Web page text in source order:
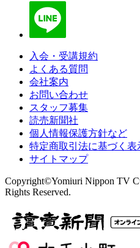
入会・受講規約
よくある質問
会社案内
お問い合わせ
スタッフ募集
読売新聞社
個人情報保護方針など
特定商取引法に基づく表
サイトマップ
Copyright©Yomiuri Nippon TV
Rights Reserved.